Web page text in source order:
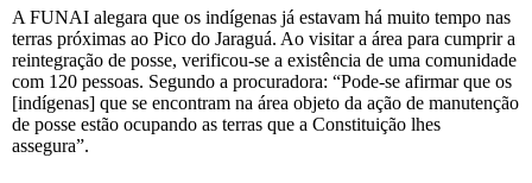
A FUNAI alegara que os indígenas já estavam há muito tempo nas
terras próximas ao Pico do Jaraguá. Ao visitar a área para cumprir a
reintegração de posse, verificou-se a existência de uma comunidade
com 120 pessoas. Segundo a procuradora: “Pode-se afirmar que os
[indígenas] que se encontram na área objeto da ação de manutenção
de posse estão ocupando as terras que a Constituição lhes
assegura”.